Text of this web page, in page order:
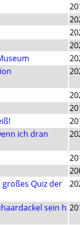
ich dran
Quiz der
sein h